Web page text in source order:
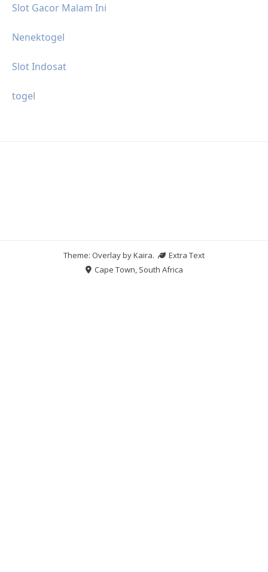
Slot Gacor Malam Ini
Nenektogel
Slot Indosat
togel
Theme: Overlay byKaira.
Extra Text
Cape Town, South Africa